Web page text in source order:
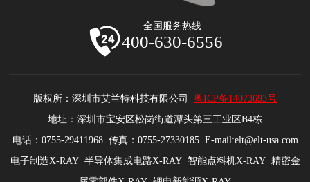
全国服务热线
400-630-6556
版权所：深圳市艾兰特科技有限公司 粤ICP备14073693号
地址：深圳市宝安区松岗街道潭头第三工业区B4栋
电话：0755-29411968 传真：0755-27330185 E-mail:elt@elt-usa.com
电子制造X-RAY 半导体集成电路X-RAY 智能点料机X-RAY 精密金